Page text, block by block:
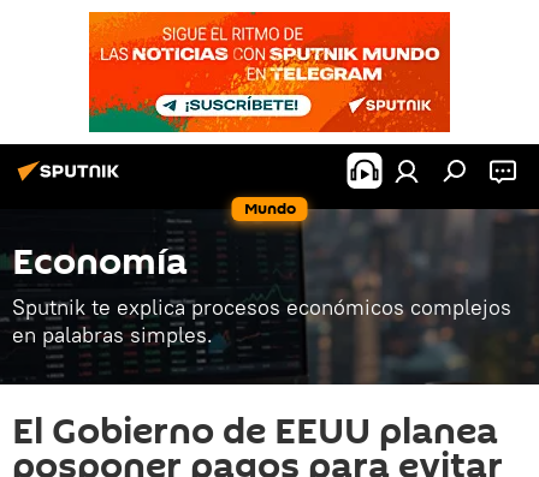
Mundo
Economía
Sputnik te explica procesos económicos complejos
en palabras simples.
El Gobierno de EEUU planea